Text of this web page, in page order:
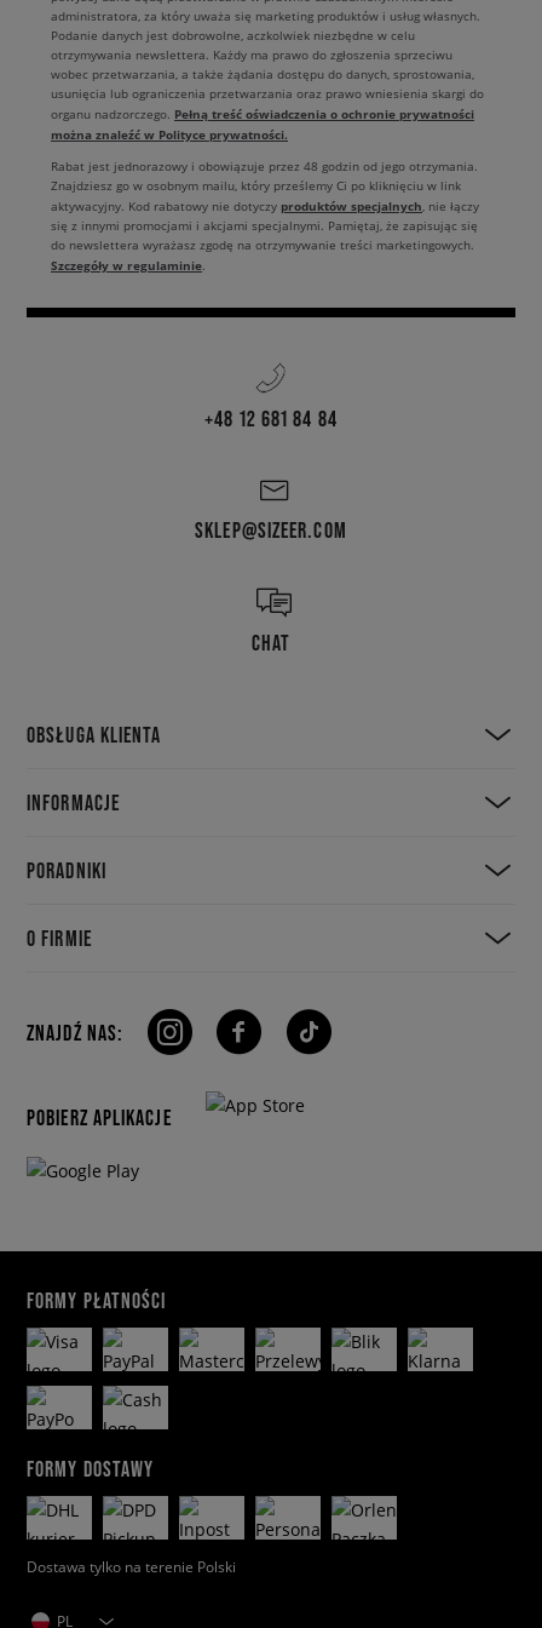
administratora, za który uważa się marketing produktów i usług własnych.
Podanie danych jest dobrowolne, aczkolwiek niezbędne w celu
otrzymywania newslettera. Każdy ma prawo do zgłoszenia sprzeciwu
wobec przetwarzania, a także żądania dostępu do danych, sprostowania,
usunięcia lub ograniczenia przetwarzania oraz prawo wniesienia skargi do
organu nadzorczego. Pełną treść oświadczenia o ochronie prywatności
można znaleźć w Polityce prywatności.
Rabat jest jednorazowy i obowiązuje przez 48 godzin od jego otrzymania.
Znajdziesz go w osobnym mailu, który prześlemy Ci po kliknięciu w link
aktywacyjny. Kod rabatowy nie dotyczy produktów specjalnych, nie łączy
się z innymi promocjami i akcjami specjalnymi. Pamiętaj, że zapisując się
do newslettera wyrażasz zgodę na otrzymywanie treści marketingowych.
Szczegóły w regulaminie.
+48 12 681 84 84
SKLEP@SIZEER.COM
CHAT
OBSŁUGA KLIENTA
INFORMACJE
PORADNIKI
O FIRMIE
ZNAJDŹ NAS:
POBIERZ APLIKACJE
FORMY PŁATNOŚCI
FORMY DOSTAWY
Dostawa tylko na terenie Polski
PL